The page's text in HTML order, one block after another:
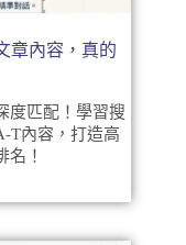
章內容，真的
度匹配！學習搜
T內容，打造高
名！